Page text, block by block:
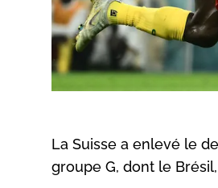
La Suisse a enlevé le
groupe G, dont le